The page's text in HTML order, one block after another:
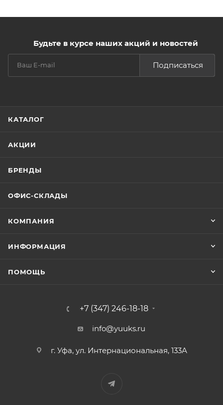
Будьте в курсе наших акций и новостей
Подписаться
КАТАЛОГ
АКЦИИ
БРЕНДЫ
ОФИС-СКЛАДЫ
КОМПАНИЯ
ИНФОРМАЦИЯ
ПОМОЩЬ
+7 (347) 246-18-18
info@yuuks.ru
г. Уфа, ул. Интернациональная, 133А